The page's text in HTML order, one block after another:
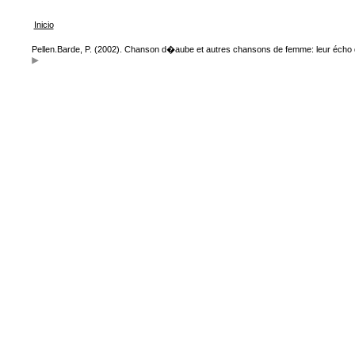
Inicio
Pellen.Barde, P. (2002). Chanson d�aube et autres chansons de femme: leur